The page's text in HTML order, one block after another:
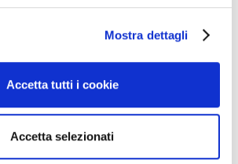
Mostra dettagli
Accetta tutti i cookie
Accetta selezionati
in Alto Adige.